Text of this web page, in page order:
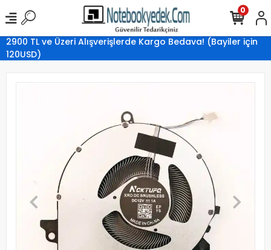
2900 TL ve Üzeri Alışverişlerde Kargo Bedava! (Bayiler için
120USD)
0